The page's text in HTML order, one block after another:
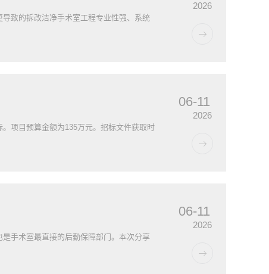
致的拆改洁净手术室工程专业性强、系统
2026
项目预算金额为135万元。招标文件获取时
06-11
2026
手术室最直接的后勤保障部门。本次分享
06-11
2026